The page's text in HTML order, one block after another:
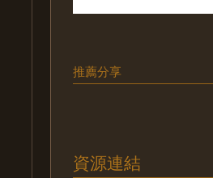
推薦分享
資源連結